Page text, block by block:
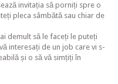
invitația să porniți spre o
pleca sâmbătă sau chiar de
demult să le faceți le puteți
interesați de un job care vi s-
și o să vă simțiți în